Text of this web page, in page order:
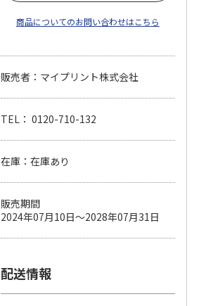
ペット線香 虹のか
なた フルーティフ
ローラルの香り
商品についてのお問い合わせはこちら
販売者：マイプリント株式会社
TEL： 0120-710-132
在庫：在庫あり
販売期間
2024年07月10日～2028年07月31日
配送情報